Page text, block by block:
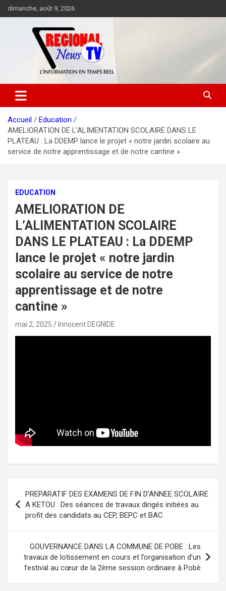
Aller
au
dimanche, août 9, 2026
Accueil
Education
AMELIORATION DE L’ALIMENTATION SCOLAIRE DANS LE
PLATEAU : La DDEMP lance le projet « notre jardin scolaire au
service de notre apprentissage et de notre cantine »
EDUCATION
AMELIORATION DE
L’ALIMENTATION SCOLAIRE
DANS LE PLATEAU : La DDEMP
lance le projet « notre jardin
scolaire au service de notre
apprentissage et de notre
cantine »
mai 2, 2025 Innocent DEGNIDE
de
l’article
PREPARATIF DES EXAMENS DE FIN D’ANNEE SCOLAIRE
A KETOU : Des séances de travaux dirigés initiées au
profit des candidats au CEP, BEPC et BAC
GOUVERNANCE DANS LA COMMUNE DE POBE : Les
travaux de lotissement en cours et l’organisation d’un
festival au cœur de la 2ème session ordinaire à Pobè